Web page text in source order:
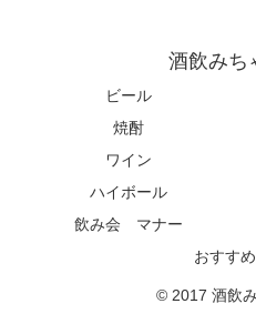
酒飲みち
ビール
焼酎
ワイン
ハイボール
飲み会 マナー
おすす
© 2017 酒飲